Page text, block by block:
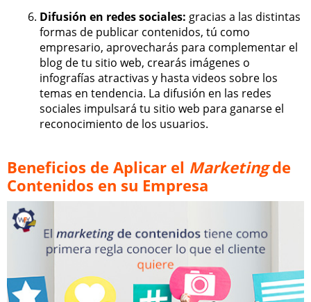
Difusión en redes sociales: gracias a las distintas
formas de publicar contenidos, tú como
empresario, aprovecharás para complementar el
blog de tu sitio web, crearás imágenes o
infografías atractivas y hasta videos sobre los
temas en tendencia. La difusión en las redes
sociales impulsará tu sitio web para ganarse el
reconocimiento de los usuarios.
Beneficios de Aplicar el Marketingde
Contenidos en su Empresa